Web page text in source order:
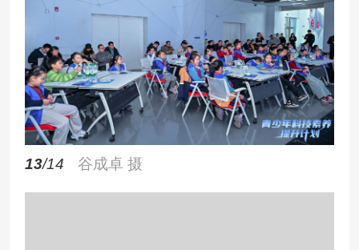
13/14 谷成卓 摄